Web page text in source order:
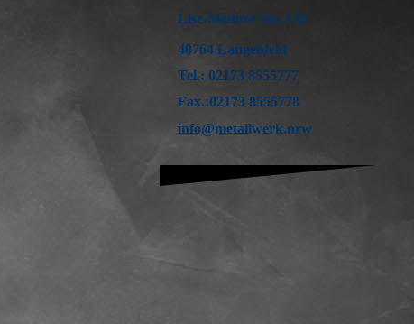
Lise-Meitner Str. 12b
40764 Langenfeld
Tel.: 02173 8555777
Fax.:02173 8555778
info@metallwerk.nrw